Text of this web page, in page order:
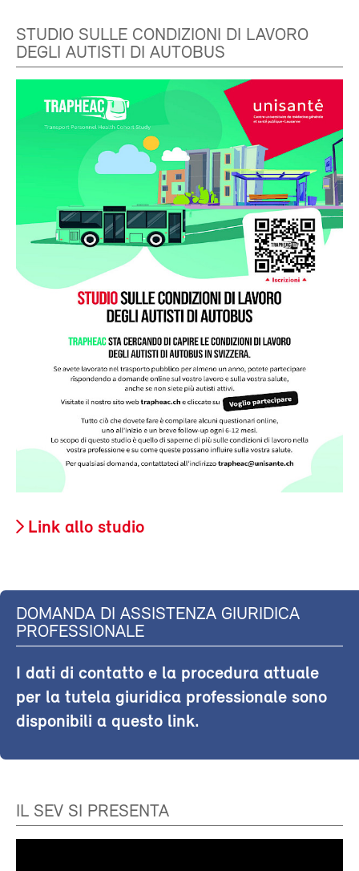
STUDIO SULLE CONDIZIONI DI LAVORO
DEGLI AUTISTI DI AUTOBUS
Link allo studio
DOMANDA DI ASSISTENZA GIURIDICA
PROFESSIONALE
I dati di contatto e la procedura attuale
per la tutela giuridica professionale sono
disponibili a questo link.
IL SEV SI PRESENTA